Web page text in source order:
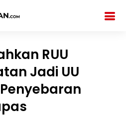
RUU
Jadi UU